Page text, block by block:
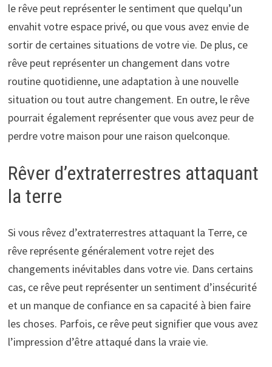
le rêve peut représenter le sentiment que quelqu’un
envahit votre espace privé, ou que vous avez envie de
sortir de certaines situations de votre vie. De plus, ce
rêve peut représenter un changement dans votre
routine quotidienne, une adaptation à une nouvelle
situation ou tout autre changement. En outre, le rêve
pourrait également représenter que vous avez peur de
perdre votre maison pour une raison quelconque.
Rêver d’extraterrestres attaquant
la terre
Si vous rêvez d’extraterrestres attaquant la Terre, ce
rêve représente généralement votre rejet des
changements inévitables dans votre vie. Dans certains
cas, ce rêve peut représenter un sentiment d’insécurité
et un manque de confiance en sa capacité à bien faire
les choses. Parfois, ce rêve peut signifier que vous avez
l’impression d’être attaqué dans la vraie vie.